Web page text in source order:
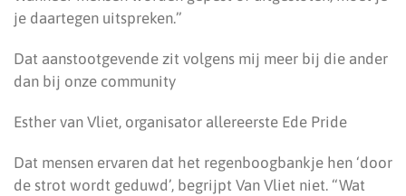
je daartegen uitspreken.”
Dat aanstootgevende zit volgens mij meer bij die ander
dan bij onze community
Esther van Vliet, organisator allereerste Ede Pride
Dat mensen ervaren dat het regenboogbankje hen ‘door
de strot wordt geduwd’, begrijpt Van Vliet niet. “Wat